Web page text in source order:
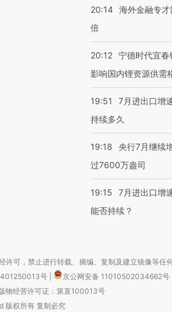
20:14 海外金融专
倍
20:12 宁德时代宜春
影响国内锂资源供需
19:51
7月进出口增
持续多久
19:18
央行7月继续
过7600万盎司
19:15
7月进出口增
能否持续？
可，禁止进行转载、摘编、复制及建立镜像等任何
号
京公网安备 11010502034662号
物经营许可证：第直100013号
版权所有 复制必究